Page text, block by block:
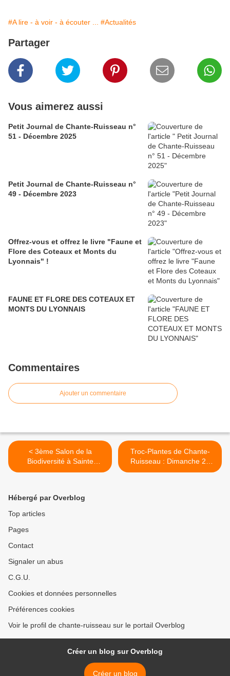
#A lire - à voir - à écouter ... #Actualités
Partager
Vous aimerez aussi
Petit Journal de Chante-Ruisseau n°
51 - Décembre 2025
Petit Journal de Chante-Ruisseau n°
49 - Décembre 2023
Offrez-vous et offrez le livre "Faune et
Flore des Coteaux et Monts du
Lyonnais" !
FAUNE ET FLORE DES COTEAUX ET
MONTS DU LYONNAIS
Commentaires
Ajouter un commentaire
< 3ème Salon de la
Biodiversité à Sainte
Consorce - Samedi 1er
Troc-Plantes de Chante-
Ruisseau : Dimanche 23
mars 2025 >
Hébergé par Overblog
Top articles
Pages
Contact
Signaler un abus
C.G.U.
Cookies et données personnelles
Préférences cookies
Voir le profil de chante-ruisseau sur le portail Overblog
Créer un blog sur Overblog
Créer un blog